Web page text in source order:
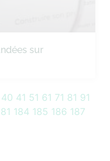
sur
40 41 51 61 71 81 91
184 185 186 187